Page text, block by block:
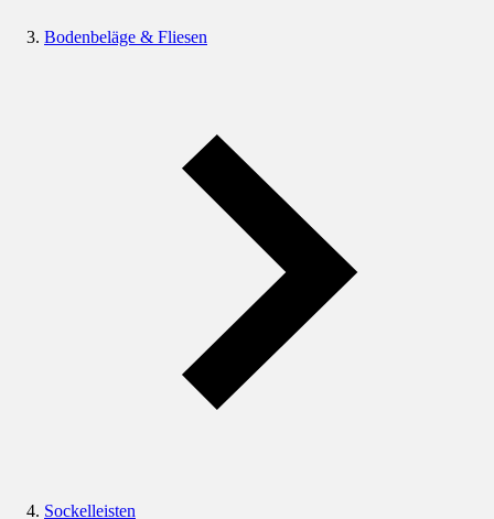
Bodenbeläge & Fliesen
Sockelleisten